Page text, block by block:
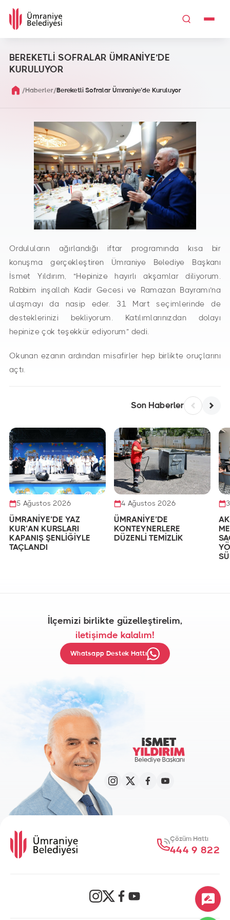
BEREKETLİ SOFRALAR ÜMRANİYE’DE
KURULUYOR
/Haberler/Bereketli Sofralar Ümraniye’de Kuruluyor
Orduluların ağırlandığı iftar programında kısa bir
konuşma gerçekleştiren Ümraniye Belediye Başkanı
İsmet Yıldırım, “Hepinize hayırlı akşamlar diliyorum.
Rabbim inşallah Kadir Gecesi ve Ramazan Bayramı’na
ulaşmayı da nasip eder. 31 Mart seçimlerinde de
desteklerinizi bekliyorum. Katılımlarınızdan dolayı
hepinize çok teşekkür ediyorum” dedi.
Okunan ezanın ardından misafirler hep birlikte oruçlarını
açtı.
Son Haberler
5 Ağustos 2026
ÜMRANİYE’DE YAZ
KUR’AN KURSLARI
KAPANIŞ ŞENLİĞİYLE
TAÇLANDI
4 Ağustos 2026
ÜMRANİYE’DE
KONTEYNERLERE
DÜZENLİ TEMİZLİK
İlçemizi birlikte güzelleştirelim,
iletişimde kalalım!
Whatsapp Destek Hattı
Çözüm Hattı
444 9 822